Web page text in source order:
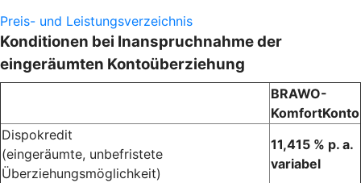
Preis- und Leistungsverzeichnis
Konditionen bei Inanspruchnahme der
eingeräumten Kontoüberziehung
BRAWO-
KomfortKonto
Dispokredit
(eingeräumte, unbefristete
Überziehungsmöglichkeit)
11,415 % p. a.
variabel